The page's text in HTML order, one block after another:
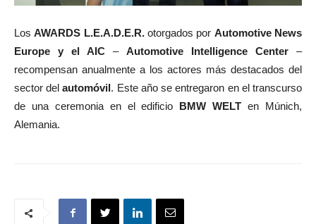
LosAWARDS L.E.A.D.E.R.otorgados por Automotive News
Europe y el AIC – Automotive Intelligence Center –
recompensan anualmente a los actores más destacados del
sector delautomóvil. Este año se entregaron en el transcurso
de una ceremonia en el edificio BMW WELT en Múnich,
Alemania.